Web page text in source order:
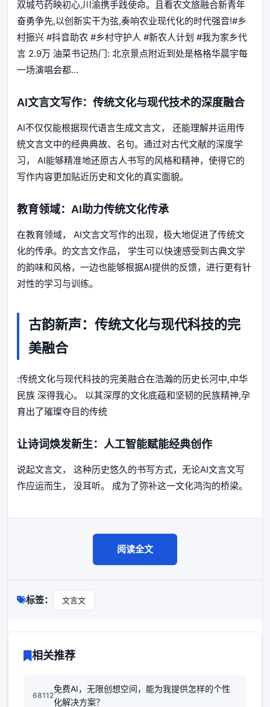
双城芍药映初心,川渝携手践使命。且看农文旅融合新青年
奋勇争先,以创新实干为弦,奏响农业现代化的时代强音!#乡
村振兴 #抖音助农 #乡村守护人 #新农人计划 #我为家乡代
言 2.9万 油菜书记热门: 北京景点附近到处是格格华晨宇每
一场演唱会都...
AI文言文写作：传统文化与现代技术的深度融合
AI不仅仅能根据现代语言生成文言文， 还能理解并运用传
统文言文中的经典典故、名句。通过对古代文献的深度学
习， AI能够精准地还原古人书写的风格和精神，使得它的
写作内容更加贴近历史和文化的真实面貌。
教育领域：AI助力传统文化传承
在教育领域， AI文言文写作的出现，极大地促进了传统文
化的传承。的文言文作品， 学生可以快速感受到古典文学
的韵味和风格，一边也能够根据AI提供的反馈，进行更有针
对性的学习与训练。
古韵新声：传统文化与现代科技的完
美融合
:传统文化与现代科技的完美融合在浩瀚的历史长河中,中华
民族 深得我心。 以其深厚的文化底蕴和坚韧的民族精神,孕
育出了璀璨夺目的传统
让诗词焕发新生：人工智能赋能经典创作
说起文言文， 这种历史悠久的书写方式，无论AI文言文写
作应运而生， 没耳听。 成为了弥补这一文化鸿沟的桥梁。
阅读全文
标签： 文言文
相关推荐
68112
免费AI，无限创想空间，能为我提供怎样的个性
化解决方案？